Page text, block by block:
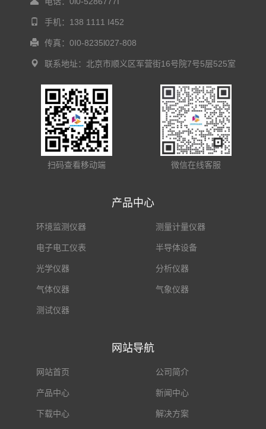
手机：138 1111 I452
传真：0I0-8235l027-808
联系地址：北京市顺义区军营街16号院7号5层525室
扫码查看移动端 微信在线客服
产品中心
环境监测仪器 测量计量仪器
电子电工仪表 半导体设备
光学仪器 分析仪器
气体仪器 气象仪器
测试仪器
网站导航
网站首页 公司简介
产品中心 新闻中心
下载中心 解决方案